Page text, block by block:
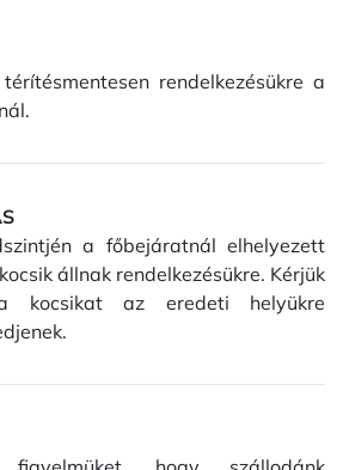
rendelkezésükre a
a főbejáratnál elhelyezett
állnak rendelkezésükre. Kérjük
kocsikat az eredeti helyükre